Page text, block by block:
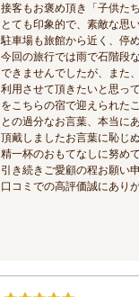
接客もお褒め頂き「子供た
とても印象的で、素敵な思
駐車場も旅館から近く、停
今回の旅行では雨で石階段
できませんでしたが、また
利用させて頂きたいと思っ
をこちらの宿で迎えられた
との過分なお言葉、本当に
頂戴しましたお言葉に恥じ
精一杯のおもてなしに努め
引き続きご愛顧の程お願い
口コミでの高評価誠にあり
ホテ
須